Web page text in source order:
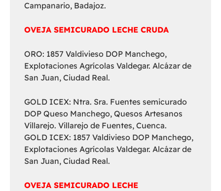
Campanario, Badajoz.
OVEJA SEMICURADO LECHE CRUDA
ORO: 1857 Valdivieso DOP Manchego,
Explotaciones Agrícolas Valdegar. Alcázar de
San Juan, Ciudad Real.
GOLD ICEX: Ntra. Sra. Fuentes semicurado
DOP Queso Manchego, Quesos Artesanos
Villarejo. Villarejo de Fuentes, Cuenca.
GOLD ICEX: 1857 Valdivieso DOP Manchego,
Explotaciones Agrícolas Valdegar. Alcázar de
San Juan, Ciudad Real.
OVEJA SEMICURADO LECHE